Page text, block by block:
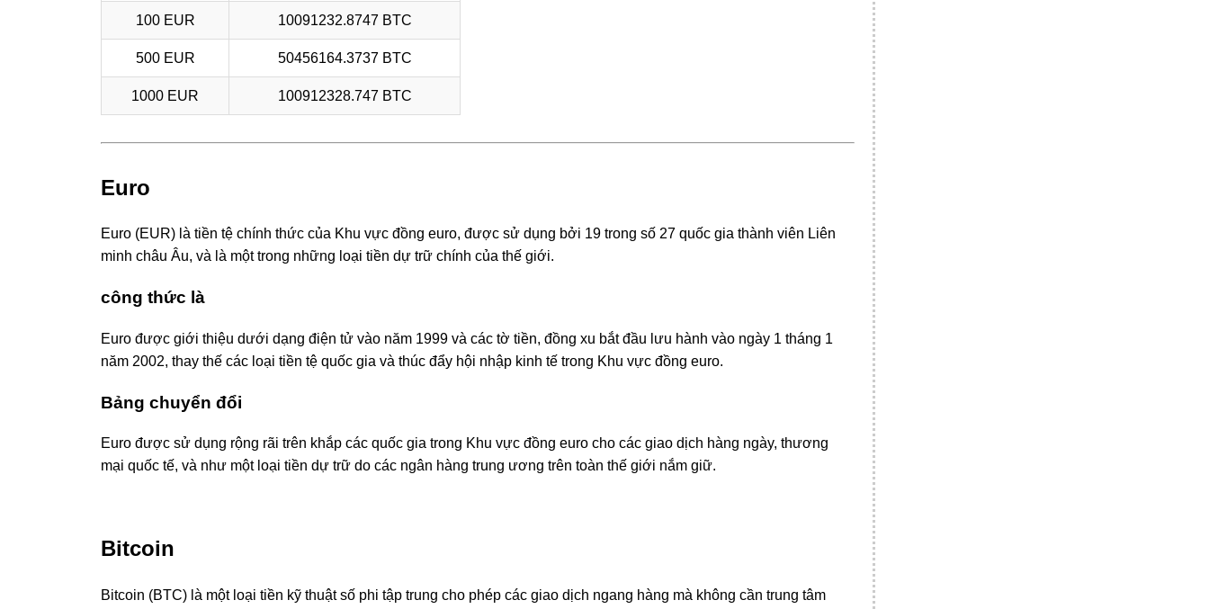
100 EUR 10091232.8747 BTC
500 EUR 50456164.3737 BTC
1000 EUR 100912328.747 BTC
Euro
Euro (EUR) là tiền tệ chính thức của Khu vực đồng euro, được sử dụng bởi 19 trong số 27 quốc gia thành viên Liên
minh châu Âu, và là một trong những loại tiền dự trữ chính của thế giới.
công thức là
Euro được giới thiệu dưới dạng điện tử vào năm 1999 và các tờ tiền, đồng xu bắt đầu lưu hành vào ngày 1 tháng 1
năm 2002, thay thế các loại tiền tệ quốc gia và thúc đẩy hội nhập kinh tế trong Khu vực đồng euro.
Bảng chuyển đổi
Euro được sử dụng rộng rãi trên khắp các quốc gia trong Khu vực đồng euro cho các giao dịch hàng ngày, thương
mại quốc tế, và như một loại tiền dự trữ do các ngân hàng trung ương trên toàn thế giới nắm giữ.
Bitcoin
Bitcoin (BTC) là một loại tiền kỹ thuật số phi tập trung cho phép các giao dịch ngang hàng mà không cần trung tâm